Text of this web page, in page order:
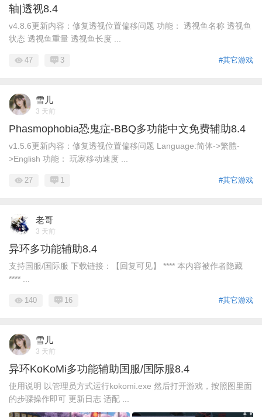
轴|透视8.4
v4.8.6更新内容：修复透视位置偏移问题 功能： 透视鱼名称 透视鱼
状态 透视鱼重量 透视鱼长度 ...
#其它游戏
47 3
雪儿
3 天前
Phasmophobia恐鬼症-BBQ多功能中文免费辅助8.4
v1.5.6更新内容：修复透视位置偏移问题 Language:简体->繁體-
>English 功能： 玩家移动速度 ...
#其它游戏
27 1
老哥
3 天前
异环多功能辅助8.4
支持国服/国际服 下载链接：【回复可见】 **** 本内容被作者隐藏
**** ...
#其它游戏
140 16
雪儿
3 天前
异环KoKoMi多功能辅助国服/国际服8.4
使用说明 以管理员方式运行kokomi.exe 然后打开游戏，按照图里面
的步骤操作即可 更新日志 适配 ...